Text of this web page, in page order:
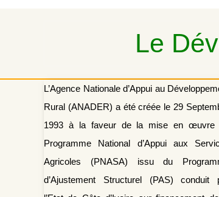
Le
L’Agence Nationale d’Appui au
Rural (ANADER) a été créée le 29
1993 à la faveur de la mise en œuvre
Programme National d’Appui aux
Agricoles (PNASA) issu du
d’Ajustement Structurel (PAS) conduit